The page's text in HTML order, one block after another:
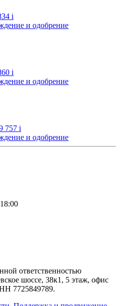
i
и одобрение
i
и одобрение
757 i
и одобрение
ответственностью
шоссе, 38к1, 5 этаж, офис
7725849789.